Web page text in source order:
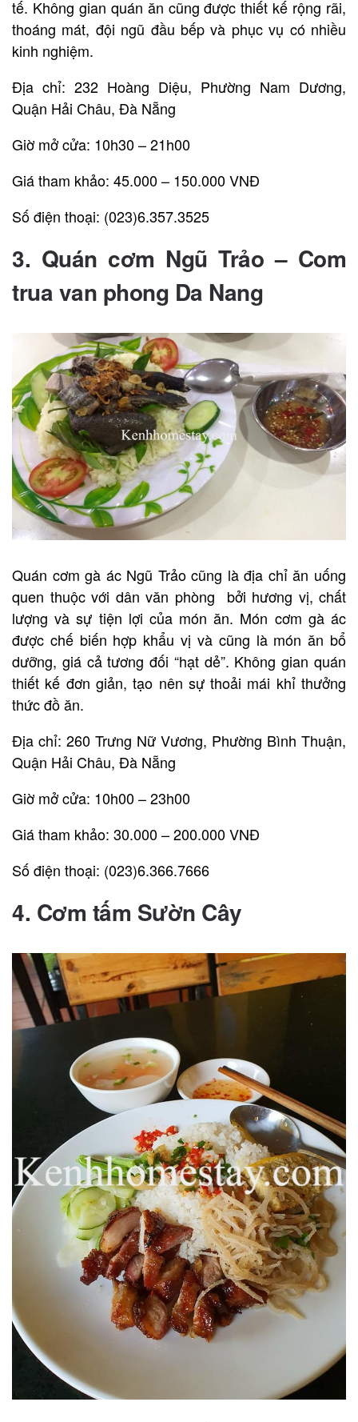
tế. Không gian quán ăn cũng được thiết kế rộng rãi,
thoáng mát, đội ngũ đầu bếp và phục vụ có nhiều
kinh nghiệm.
Địa chỉ: 232 Hoàng Diệu, Phường Nam Dương,
Quận Hải Châu, Đà Nẵng
Giờ mở cửa: 10h30 – 21h00
Giá tham khảo: 45.000 – 150.000 VNĐ
Số điện thoại: (023)6.357.3525
3. Quán cơm Ngũ Trảo – Com
trua van phong Da Nang
Quán cơm gà ác Ngũ Trảo cũng là địa chỉ ăn uống
quen thuộc với dân văn phòng bởi hương vị, chất
lượng và sự tiện lợi của món ăn. Món cơm gà ác
được chế biến hợp khẩu vị và cũng là món ăn bổ
dưỡng, giá cả tương đối “hạt dẻ”. Không gian quán
thiết kế đơn giản, tạo nên sự thoải mái khỉ thưởng
thức đồ ăn.
Địa chỉ: 260 Trưng Nữ Vương, Phường Bình Thuận,
Quận Hải Châu, Đà Nẵng
Giờ mở cửa: 10h00 – 23h00
Giá tham khảo: 30.000 – 200.000 VNĐ
Số điện thoại: (023)6.366.7666
4. Cơm tấm Sườn Cây